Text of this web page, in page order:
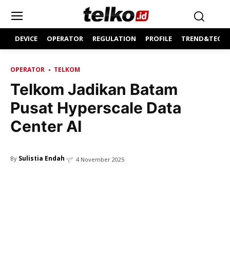
DEVICE OPERATOR REGULATION PROFILE
OPERATOR TELKOM
Telkom Jadikan Batam
Pusat Hyperscale Data
Center AI
By Sulistia Endah 4 November 2025